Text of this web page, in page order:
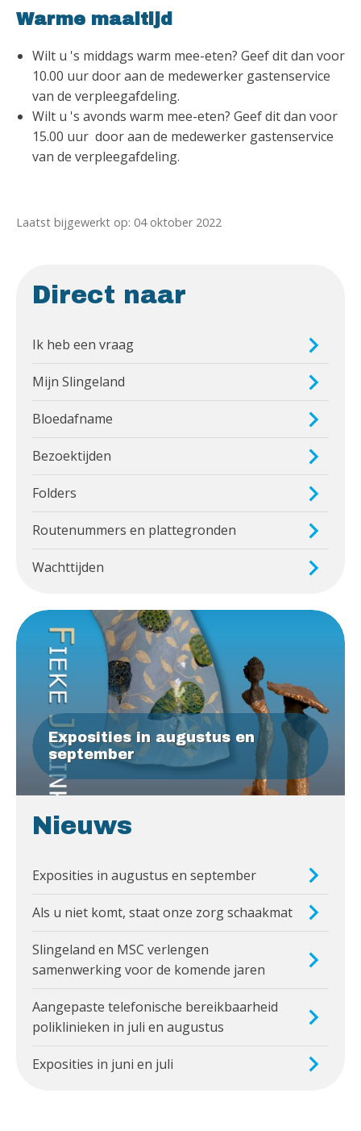
Warme maaltijd
Wilt u 's middags warm mee-eten? Geef dit dan voor
10.00 uur door aan de medewerker gastenservice
van de verpleegafdeling.
Wilt u 's avonds warm mee-eten? Geef dit dan voor
15.00 uur door aan de medewerker gastenservice
van de verpleegafdeling.
Laatst bijgewerkt op: 04 oktober 2022
Direct naar
Ik heb een vraag
Mijn Slingeland
Bloedafname
Bezoektijden
Folders
Routenummers en plattegronden
Wachttijden
Exposities in augustus en
september
Nieuws
Exposities in augustus en september
Als u niet komt, staat onze zorg schaakmat
Slingeland en MSC verlengen
samenwerking voor de komende jaren
Aangepaste telefonische bereikbaarheid
poliklinieken in juli en augustus
Exposities in juni en juli